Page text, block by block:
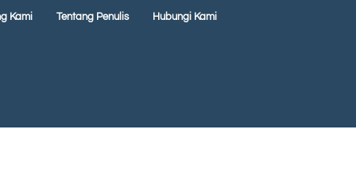
Kami Tentang Penulis Hubungi Kami